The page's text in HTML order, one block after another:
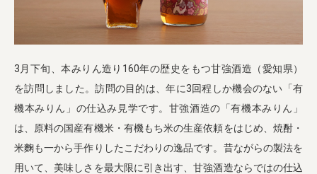
3月下旬、本みりん造り160年の歴史をもつ甘強酒造（愛知県）
を訪問しました。訪問の目的は、年に3回程しか機会のない「有
機本みりん」の仕込み見学です。甘強酒造の「有機本みりん」
は、原料の国産有機米・有機もち米の生産依頼をはじめ、焼酎・
米麴も一から手作りしたこだわりの逸品です。昔ながらの製法を
用いて、美味しさを最大限に引き出す、甘強酒造ならではの仕込